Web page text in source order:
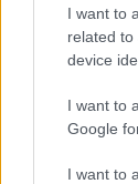
I want to
related
device
I want to
Google
I want to